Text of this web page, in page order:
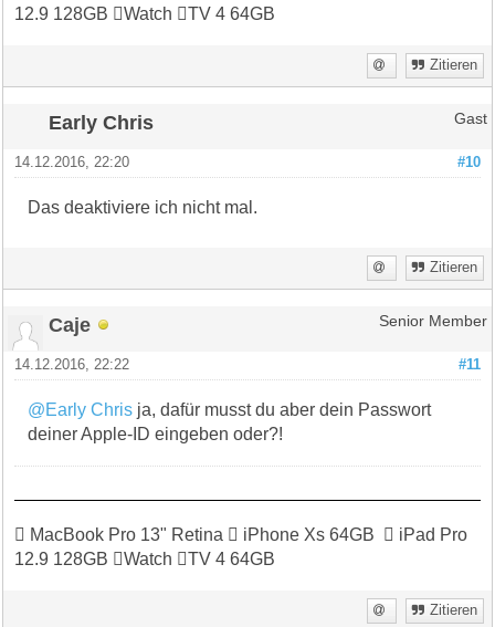
12.9 128GB Watch TV 4 64GB
Zitieren
Early Chris Gast
#10
14.12.2016, 22:20
Das deaktiviere ich nicht mal.
Zitieren
Caje Senior Member
#11
14.12.2016, 22:22
@Early Chris ja, dafür musst du aber dein Passwort
deiner Apple-ID eingeben oder?!
 MacBook Pro 13" Retina  iPhone Xs 64GB  iPad Pro
12.9 128GB Watch TV 4 64GB
Zitieren